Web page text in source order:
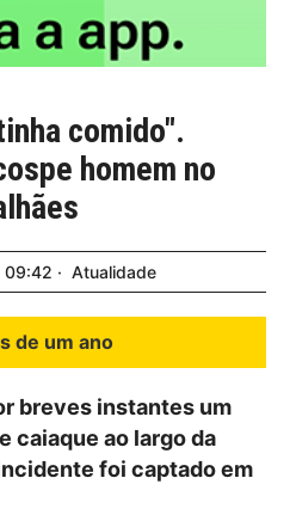
comido".
homem no
09:42 Atualidade
de um ano
breves instantes um
caiaque ao largo da
foi captado em